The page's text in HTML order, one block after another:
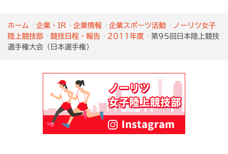
ホーム 企業・IR 企業情報 企業スポーツ活動
ノーリツ女子
陸上競技部
競技日程・報告 2011年度
第95回日本陸上競技
選手権大会（日本選手権）